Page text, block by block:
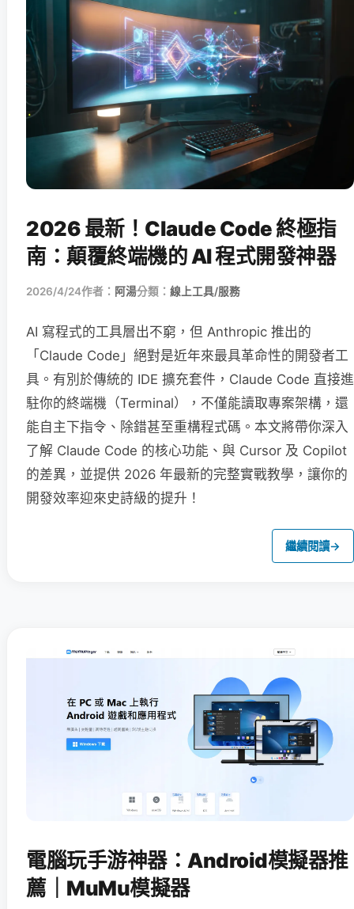
2026 最新！Claude Code 終極指
南：顛覆終端機的 AI 程式開發神器
2026/4/24作者： 阿湯分類： 線上工具/服務
AI 寫程式的工具層出不窮，但 Anthropic 推出的
「Claude Code」絕對是近年來最具革命性的開發者工
具。有別於傳統的 IDE 擴充套件，Claude Code 直接進
駐你的終端機（Terminal），不僅能讀取專案架構，還
能自主下指令、除錯甚至重構程式碼。本文將帶你深入
了解 Claude Code 的核心功能、與 Cursor 及 Copilot
的差異，並提供 2026 年最新的完整實戰教學，讓你的
開發效率迎來史詩級的提升！
繼續閱讀→
電腦玩手游神器：Android模擬器推
薦｜MuMu模擬器